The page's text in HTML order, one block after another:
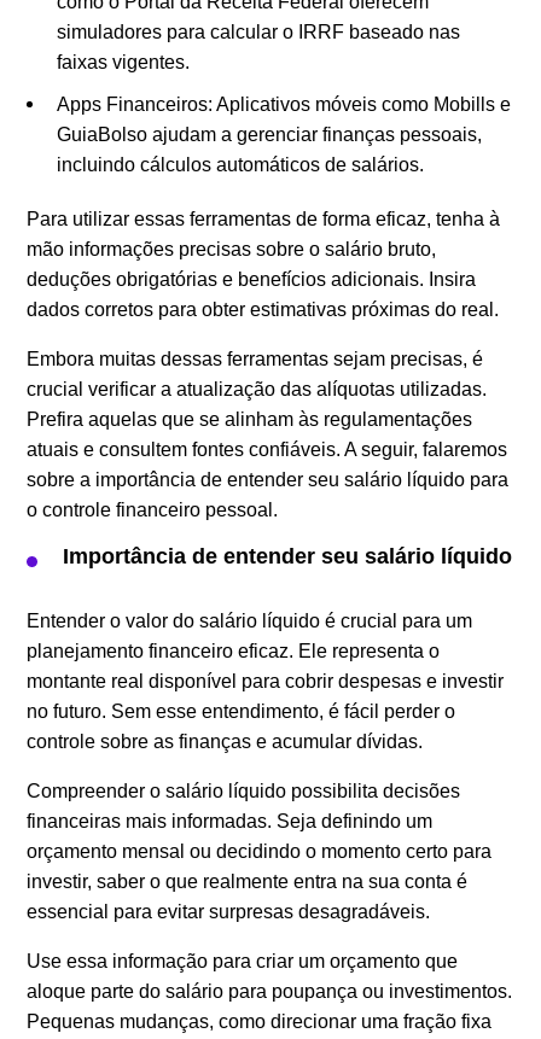
simuladores para calcular o IRRF baseado nas
faixas vigentes.
Apps Financeiros: Aplicativos móveis como Mobills e
GuiaBolso ajudam a gerenciar finanças pessoais,
incluindo cálculos automáticos de salários.
Para utilizar essas ferramentas de forma eficaz, tenha à
mão informações precisas sobre o salário bruto,
deduções obrigatórias e benefícios adicionais. Insira
dados corretos para obter estimativas próximas do real.
Embora muitas dessas ferramentas sejam precisas, é
crucial verificar a atualização das alíquotas utilizadas.
Prefira aquelas que se alinham às regulamentações
atuais e consultem fontes confiáveis. A seguir, falaremos
sobre a importância de entender seu salário líquido para
o controle financeiro pessoal.
Importância de entender seu salário líquido
Entender o valor do salário líquido é crucial para um
planejamento financeiro eficaz. Ele representa o
montante real disponível para cobrir despesas e investir
no futuro. Sem esse entendimento, é fácil perder o
controle sobre as finanças e acumular dívidas.
Compreender o salário líquido possibilita decisões
financeiras mais informadas. Seja definindo um
orçamento mensal ou decidindo o momento certo para
investir, saber o que realmente entra na sua conta é
essencial para evitar surpresas desagradáveis.
Use essa informação para criar um orçamento que
aloque parte do salário para poupança ou investimentos.
Pequenas mudanças, como direcionar uma fração fixa